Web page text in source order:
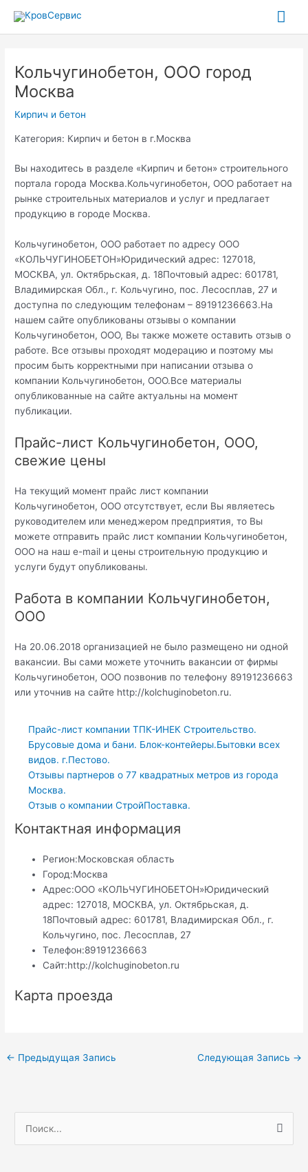
содержимому
Кольчугинобетон, ООО город
Москва
Кирпич и бетон
Категория: Кирпич и бетон в г.Москва
Вы находитесь в разделе «Кирпич и бетон» строительного
портала города Москва.Кольчугинобетон, ООО работает на
рынке строительных материалов и услуг и предлагает
продукцию в городе Москва.
Кольчугинобетон, ООО работает по адресу ООО
«КОЛЬЧУГИНОБЕТОН»Юридический адрес: 127018,
МОСКВА, ул. Октябрьская, д. 18Почтовый адрес: 601781,
Владимирская Обл., г. Кольчугино, пос. Лесосплав, 27 и
доступна по следующим телефонам – 89191236663.На
нашем сайте опубликованы отзывы о компании
Кольчугинобетон, ООО, Вы также можете оставить отзыв о
работе. Все отзывы проходят модерацию и поэтому мы
просим быть корректными при написании отзыва о
компании Кольчугинобетон, ООО.Все материалы
опубликованные на сайте актуальны на момент
публикации.
Прайс-лист Кольчугинобетон, ООО,
свежие цены
На текущий момент прайс лист компании
Кольчугинобетон, ООО отсутствует, если Вы являетесь
руководителем или менеджером предприятия, то Вы
можете отправить прайс лист компании Кольчугинобетон,
ООО на наш e-mail и цены строительную продукцию и
услуги будут опубликованы.
Работа в компании Кольчугинобетон,
ООО
На 20.06.2018 организацией не было размещено ни одной
вакансии. Вы сами можете уточнить вакансии от фирмы
Кольчугинобетон, ООО позвонив по телефону 89191236663
или уточнив на сайте http://kolchuginobeton.ru.
Прайс-лист компании ТПК-ИНЕК Строительство.
Брусовые дома и бани. Блок-контейеры.Бытовки всех
видов. г.Пестово.
Отзывы партнеров о 77 квадратных метров из города
Москва.
Отзыв о компании СтройПоставка.
Контактная информация
Регион:Московская область
Город:Москва
Адрес:ООО «КОЛЬЧУГИНОБЕТОН»Юридический
адрес: 127018, МОСКВА, ул. Октябрьская, д.
18Почтовый адрес: 601781, Владимирская Обл., г.
Кольчугино, пос. Лесосплав, 27
Телефон:89191236663
Сайт:http://kolchuginobeton.ru
Карта проезда
Навигация
← Предыдущая Запись Следующая Запись →